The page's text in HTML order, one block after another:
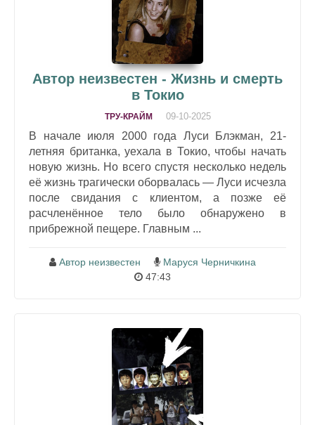
Автор неизвестен - Жизнь и смерть
в Токио
ТРУ-КРАЙМ 09-10-2025
В начале июля 2000 года Луси Блэкман, 21-
летняя британка, уехала в Токио, чтобы начать
новую жизнь. Но всего спустя несколько недель
её жизнь трагически оборвалась — Луси исчезла
после свидания с клиентом, а позже её
расчленённое тело было обнаружено в
прибрежной пещере. Главным ...
Автор неизвестен
Маруся Черничкина
47:43